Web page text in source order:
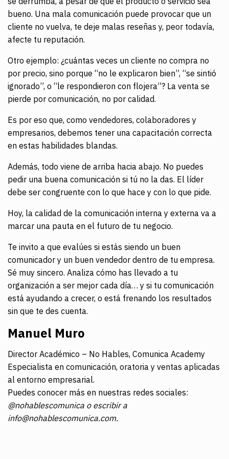
bueno. Una mala comunicación puede provocar que un
cliente no vuelva, te deje malas reseñas y, peor todavía,
afecte tu reputación.
Otro ejemplo: ¿cuántas veces un cliente no compra no
por precio, sino porque “no le explicaron bien”, “se sintió
ignorado”, o “le respondieron con flojera”? La venta se
pierde por comunicación, no por calidad.
Es por eso que, como vendedores, colaboradores y
empresarios, debemos tener una capacitación correcta
en estas habilidades blandas.
Además, todo viene de arriba hacia abajo. No puedes
pedir una buena comunicación si tú no la das. El líder
debe ser congruente con lo que hace y con lo que pide.
Hoy, la calidad de la comunicación interna y externa va a
marcar una pauta en el futuro de tu negocio.
Te invito a que evalúes si estás siendo un buen
comunicador y un buen vendedor dentro de tu empresa.
Sé muy sincero. Analiza cómo has llevado a tu
organización a ser mejor cada día… y si tu comunicación
está ayudando a crecer, o está frenando los resultados
sin que te des cuenta.
Manuel Muro
Director Académico – No Hables, Comunica Academy
Especialista en comunicación, oratoria y ventas aplicadas
al entorno empresarial.
Puedes conocer más en nuestras redes sociales:
@nohablescomunica o escribir a
info@nohablescomunica.com.